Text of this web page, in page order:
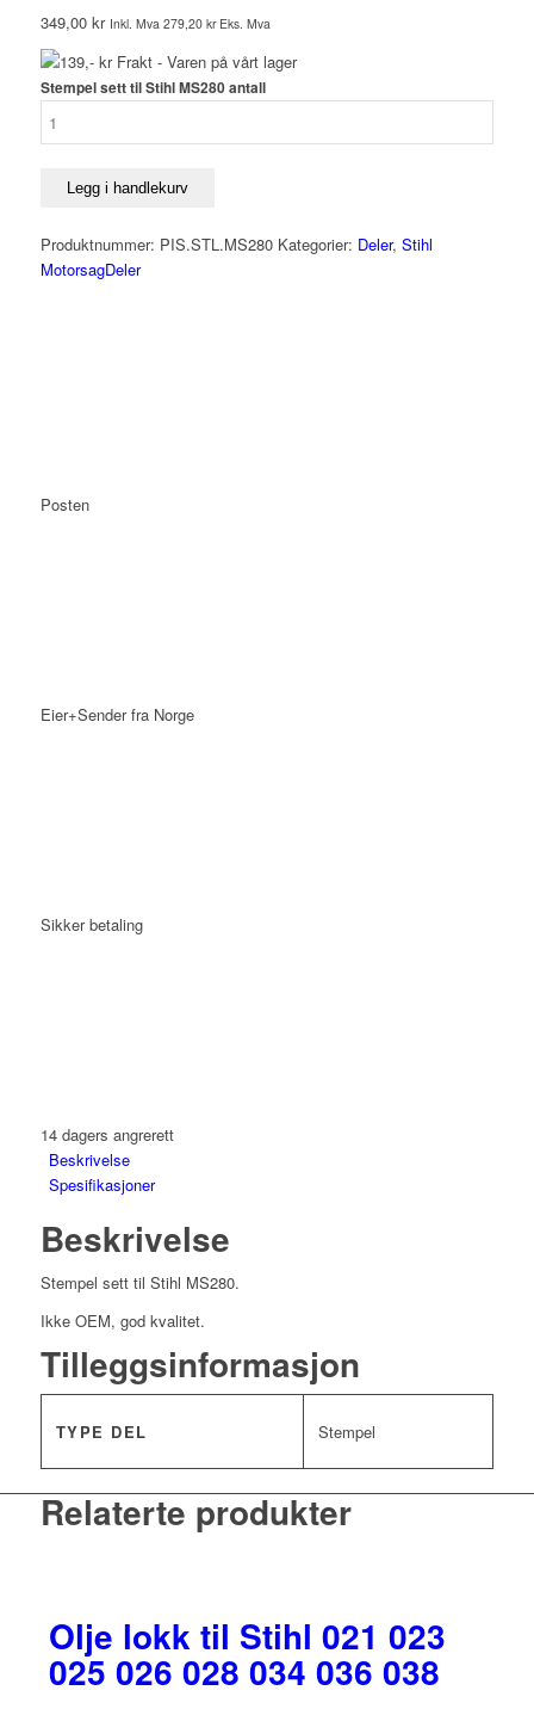
349,00 kr Inkl. Mva 279,20 krEks. Mva
139,- kr Frakt - Varen på vårt lager
Stempel sett til Stihl MS280 antall
Legg i handlekurv
Produktnummer: PIS.STL.MS280 Kategorier: Deler, Stihl
MotorsagDeler
Posten
Eier+Sender fra Norge
Sikker betaling
14 dagers angrerett
Beskrivelse
Spesifikasjoner
Beskrivelse
Stempel sett til Stihl MS280.
Ikke OEM, god kvalitet.
Tilleggsinformasjon
TYPE DEL Stempel
Relaterte produkter
Olje lokk til Stihl 021 023
025 026 028 034 036 038